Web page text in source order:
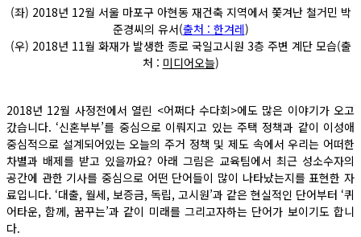
(좌) 2018년 12월 서울 마포구 아현동 재건축 지역에서 쫓겨난 철거민 박
준경씨의 유서(출처 : 한겨레)
(우) 2018년 11월 화재가 발생한 종로 국일고시원 3층 주변 계단 모습(출
처 : 미디어오늘)
2018년 12월 사정전에서 열린 <어쩌다 수다회>에도 많은 이야기가 오고
갔습니다. ‘신혼부부’를 중심으로 이뤄지고 있는 주택 정책과 같이 이성애
중심적으로 설계되어있는 오늘의 주거 정책 및 제도 속에서 우리는 어떠한
차별과 배제를 받고 있을까요? 아래 그림은 교육팀에서 최근 성소수자의
공간에 관한 기사를 중심으로 어떤 단어들이 많이 나타났는지를 표현한 자
료입니다. ‘대출, 월세, 보증금, 독립, 고시원’과 같은 현실적인 단어부터 ‘퀴
어타운, 함께, 꿈꾸는’과 같이 미래를 그리고자하는 단어가 보이기도 합니
다.